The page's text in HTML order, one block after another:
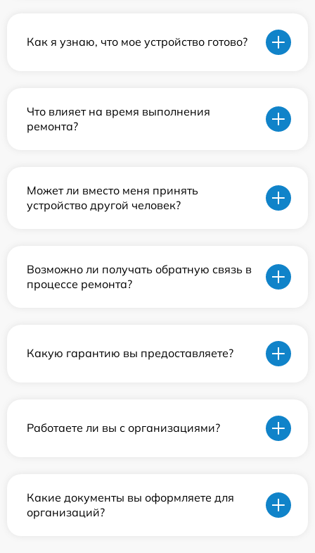
Как я узнаю, что мое устройство готово?
Что влияет на время выполнения
ремонта?
Может ли вместо меня принять
устройство другой человек?
Возможно ли получать обратную связь в
процессе ремонта?
Какую гарантию вы предоставляете?
Работаете ли вы с организациями?
Какие документы вы оформляете для
организаций?